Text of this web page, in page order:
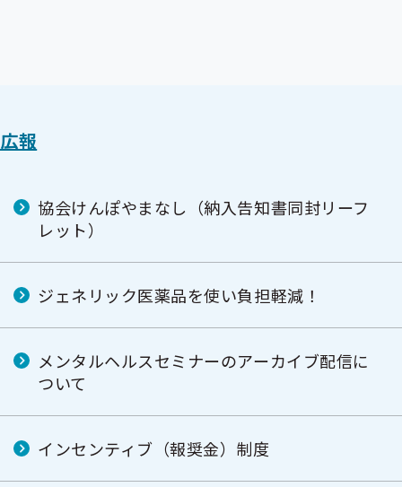
広報
協会けんぽやまなし（納入告知書同封リーフ
レット）
ジェネリック医薬品を使い負担軽減！
メンタルヘルスセミナーのアーカイブ配信に
ついて
インセンティブ（報奨金）制度